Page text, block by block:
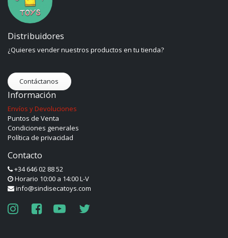
Distribuidores
¿Quieres vender nuestros productos en tu tienda?
Contáctanos
Información
Envíos y Devoluciones
Puntos de Venta
Condiciones generales
Política de privacidad
Contacto
+34 646 02 88 52
Horario 10:00 a 14:00 L-V
info@sindisecatoys.com